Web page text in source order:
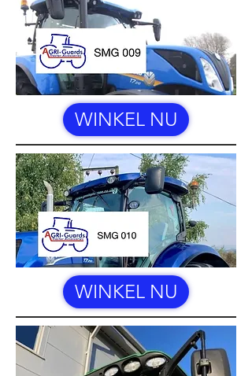
WINKEL NU
WINKEL NU